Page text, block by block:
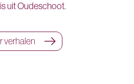
uit Oudeschoot.
verhalen